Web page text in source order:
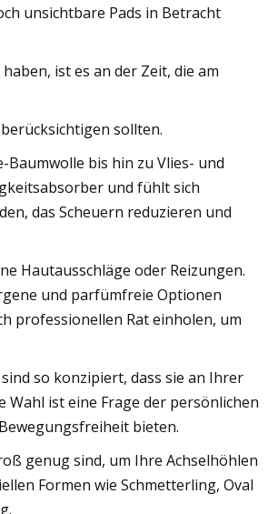
unsichtbare Pads in Betracht
ist es an der Zeit, die am
sollten.
bis hin zu Vlies- und
und fühlt sich
das Scheuern reduzieren und
Hautausschläge oder Reizungen.
und parfümfreie Optionen
professionellen Rat einholen, um
so konzipiert, dass sie an Ihrer
ist eine Frage der persönlichen
bieten.
genug sind, um Ihre Achselhöhlen
Formen wie Schmetterling, Oval